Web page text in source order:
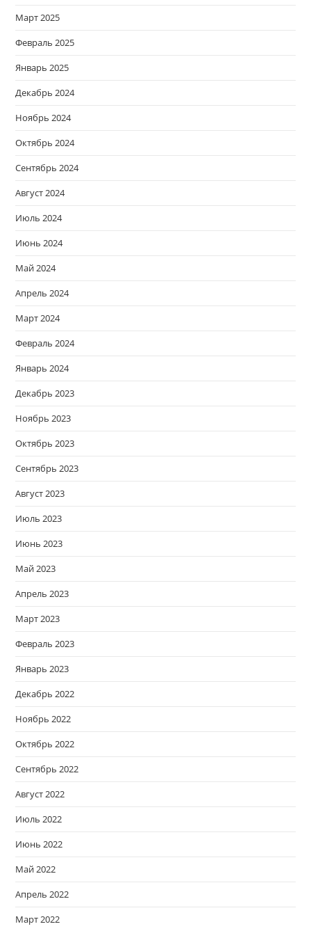
Март 2025
Февраль 2025
Январь 2025
Декабрь 2024
Ноябрь 2024
Октябрь 2024
Сентябрь 2024
Август 2024
Июль 2024
Июнь 2024
Май 2024
Апрель 2024
Март 2024
Февраль 2024
Январь 2024
Декабрь 2023
Ноябрь 2023
Октябрь 2023
Сентябрь 2023
Август 2023
Июль 2023
Июнь 2023
Май 2023
Апрель 2023
Март 2023
Февраль 2023
Январь 2023
Декабрь 2022
Ноябрь 2022
Октябрь 2022
Сентябрь 2022
Август 2022
Июль 2022
Июнь 2022
Май 2022
Апрель 2022
Март 2022